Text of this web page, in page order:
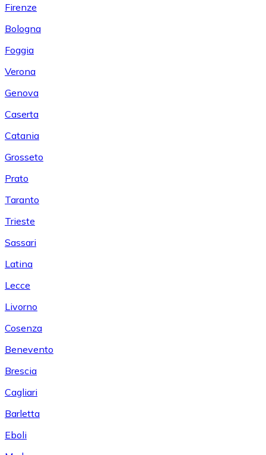
Firenze
Bologna
Foggia
Verona
Genova
Caserta
Catania
Grosseto
Prato
Taranto
Trieste
Sassari
Latina
Lecce
Livorno
Cosenza
Benevento
Brescia
Cagliari
Barletta
Eboli